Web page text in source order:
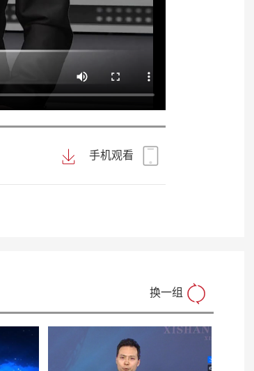
手机观看
换一组